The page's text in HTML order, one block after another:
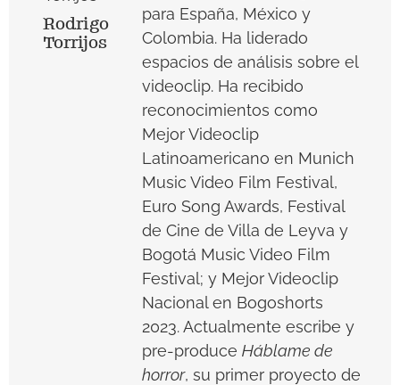
Rodrigo
Torrijos
para España, México y
Colombia. Ha liderado
espacios de análisis sobre el
videoclip. Ha recibido
reconocimientos como
Mejor Videoclip
Latinoamericano en Munich
Music Video Film Festival,
Euro Song Awards, Festival
de Cine de Villa de Leyva y
Bogotá Music Video Film
Festival; y Mejor Videoclip
Nacional en Bogoshorts
2023. Actualmente escribe y
pre-produceHáblame de
horror, su primer proyecto de